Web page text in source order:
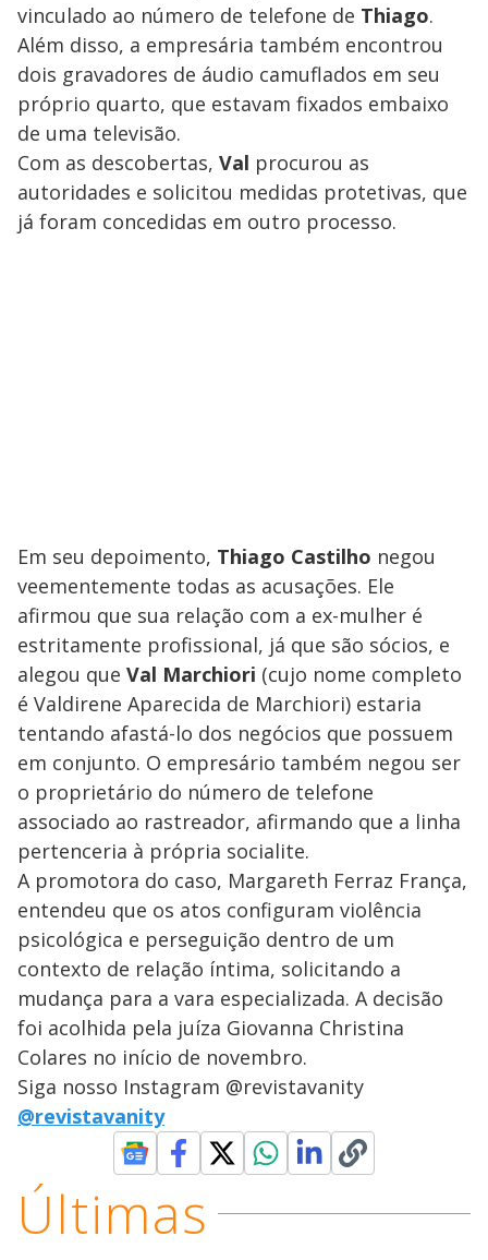
vinculado ao número de telefone de Thiago.
Além disso, a empresária também encontrou
dois gravadores de áudio camuflados em seu
próprio quarto, que estavam fixados embaixo
de uma televisão.
Com as descobertas, Val procurou as
autoridades e solicitou medidas protetivas, que
já foram concedidas em outro processo.
Em seu depoimento, Thiago Castilho negou
veementemente todas as acusações. Ele
afirmou que sua relação com a ex-mulher é
estritamente profissional, já que são sócios, e
alegou que Val Marchiori (cujo nome completo
é Valdirene Aparecida de Marchiori) estaria
tentando afastá-lo dos negócios que possuem
em conjunto. O empresário também negou ser
o proprietário do número de telefone
associado ao rastreador, afirmando que a linha
pertenceria à própria socialite.
A promotora do caso, Margareth Ferraz França,
entendeu que os atos configuram violência
psicológica e perseguição dentro de um
contexto de relação íntima, solicitando a
mudança para a vara especializada. A decisão
foi acolhida pela juíza Giovanna Christina
Colares no início de novembro.
Siga nosso Instagram @revistavanity
@revistavanity
Últimas